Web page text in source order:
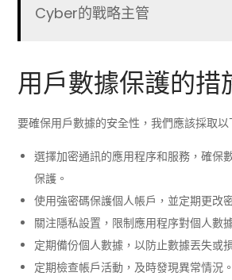
Cyber的戰略主管
用戶數據保護的措
要確保用戶數據的安全性，我們應該採取以
選擇加密通訊的應用程序和服務，確保
保護。
使用強密碼保護個人帳戶，並定期更改
關注隱私設置，限制應用程序對個人數
定期備份個人數據，以防止數據丟失或
定期檢查帳戶活動，及時發現異常情況。